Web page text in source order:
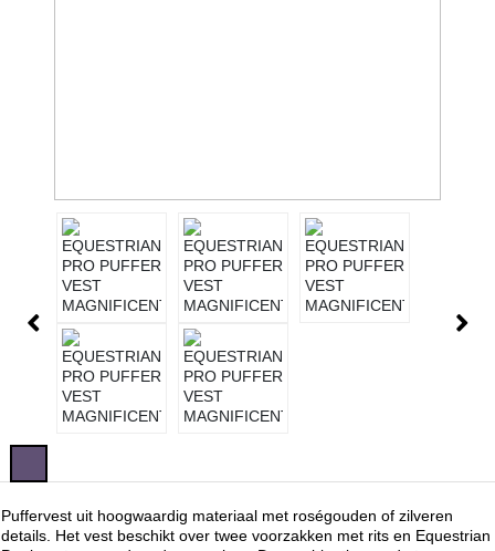
Puffervest uit hoogwaardig materiaal met roségouden of zilveren
details. Het vest beschikt over twee voorzakken met rits en Equestrian